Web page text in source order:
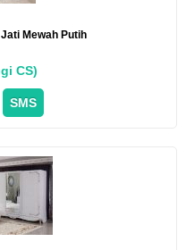
Mewah Putih
CS)
SMS